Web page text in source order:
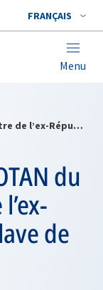
FRANÇAIS
Menu
Visite au siège de l’OTAN du Premier ministre de l’ex-République yougoslave de Macédoine
du
de